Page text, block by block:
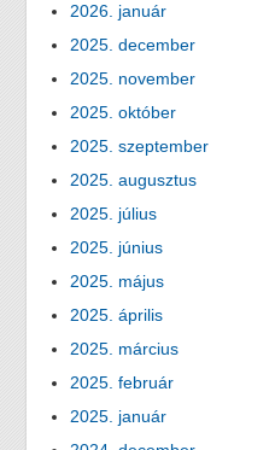
2026. január
2025. december
2025. november
2025. október
2025. szeptember
2025. augusztus
2025. július
2025. június
2025. május
2025. április
2025. március
2025. február
2025. január